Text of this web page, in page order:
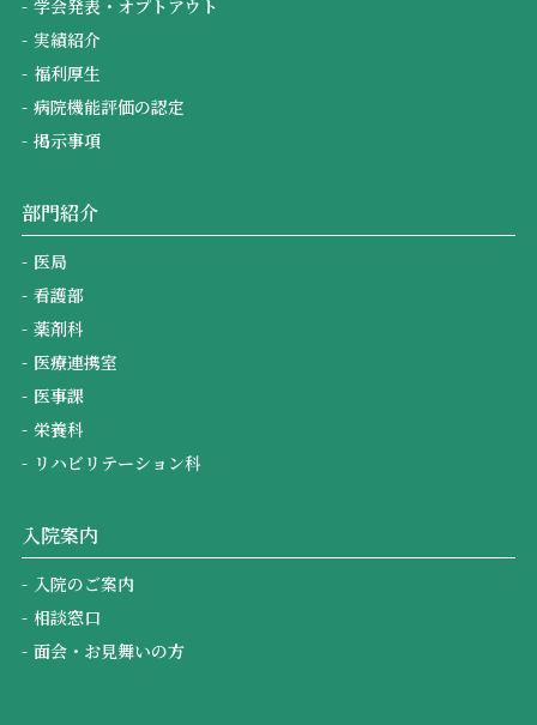
学会発表・オプトアウト
実績紹介
福利厚生
病院機能評価の認定
掲示事項
部門紹介
医局
看護部
薬剤科
医療連携室
医事課
栄養科
リハビリテーション科
入院案内
入院のご案内
相談窓口
面会・お見舞いの方